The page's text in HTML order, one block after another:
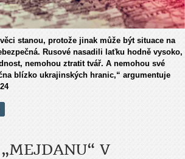
stanou, protože jinak může být situace na
Rusové nasadili laťku hodně vysoko,
nemohou ztratit tvář. A nemohou své
blízko ukrajinských hranic,“ argumentuje
V